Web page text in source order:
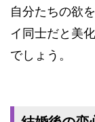
自分たちの欲
イ同士だと美
でしょう。